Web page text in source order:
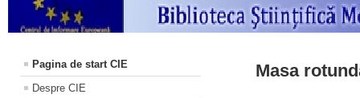
Pagina de start CIE
Despre CIE
Masa